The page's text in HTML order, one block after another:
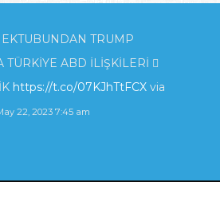
TRUMP
TÜRKİYE ABD İLİŞKİLERİ 
https://t.co/07KJhTtFCX via
22, 2023 7:45 am
t.co/zTcmJSrl3Ivia